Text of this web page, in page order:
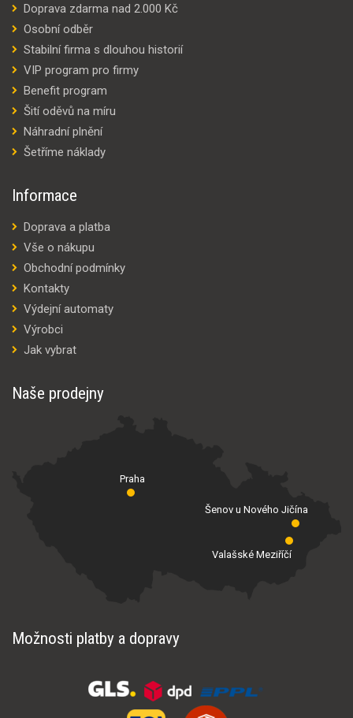
Doprava zdarma nad 2.000 Kč
Osobní odběr
Stabilní firma s dlouhou historií
VIP program pro firmy
Benefit program
Šití oděvů na míru
Náhradní plnění
Šetříme náklady
Informace
Doprava a platba
Vše o nákupu
Obchodní podmínky
Kontakty
Výdejní automaty
Výrobci
Jak vybrat
Naše prodejny
Praha
Valašské Meziříčí
Šenov u Nového Jičína
Možnosti platby a dopravy